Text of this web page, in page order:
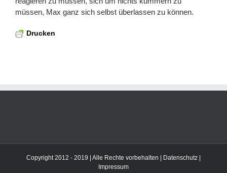
müssen, Max ganz sich selbst überlassen zu können.
Drucken
Copyright 2012 - 2019 | Alle Rechte vorbehalten | Datenschutz
Impressum